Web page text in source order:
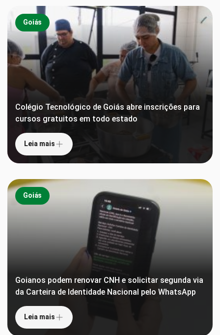
Goiás
Colégio Tecnológico de Goiás abre inscrições para
cursos gratuitos em todo estado
Leia mais
Goiás
Goianos podem renovar CNH e solicitar segunda via
da Carteira de Identidade Nacional pelo WhatsApp
Leia mais